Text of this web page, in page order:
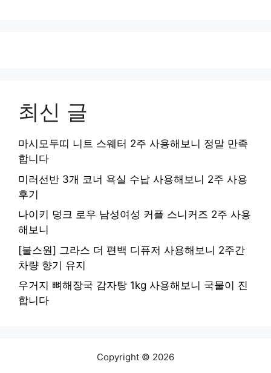
최신 글
마시모두띠 니트 스웨터 2주 사용해보니 정말 만족
합니다
미러선반 3개 코너 욕실 수납 사용해보니 2주 사용
후기
나이키 덩크 로우 남성여성 커플 스니커즈 2주 사용
해보니
[불스원] 그라스 더 편백 디퓨저 사용해보니 2주간
차량 향기 유지
우거지 뼈해장국 감자탕 1kg 사용해보니 국물이 진
합니다
Copyright © 2026